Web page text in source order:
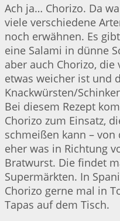
Ach ja… Chorizo. Da
viele verschiedene
noch erwähnen. Es
eine Salami in dünne
aber auch Chorizo,
etwas weicher ist und
Knackwürsten/
Bei diesem Rezept
Chorizo zum Einsatz,
schmeißen kann –
eher was in Richtung
Bratwurst. Die findet
Supermärkten. In
Chorizo gerne mal in
Tapas auf dem Tisch.